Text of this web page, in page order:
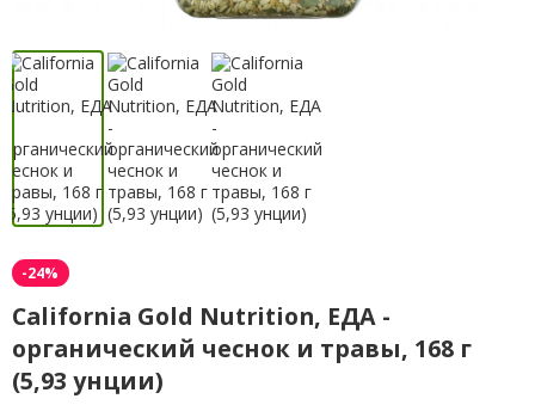
-24%
California Gold Nutrition, ЕДА -
органический чеснок и травы, 168 г
(5,93 унции)